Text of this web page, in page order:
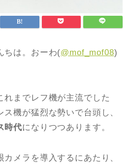
ちは。おーわ(@mof_mof08)
れまでレフ機が主流でした
機が猛烈な勢いで台頭し、
時代になりつつあります。
メラを導入するにあたり、